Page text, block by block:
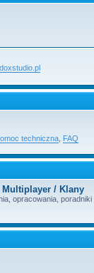
techniczna FAQ
/ Klany
opracowania, poradniki